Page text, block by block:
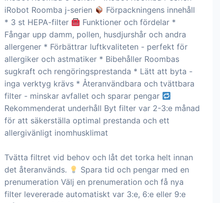
iRobot Roomba j-serien
Förpackningens innehåll
* 3 st HEPA-filter
Funktioner och fördelar *
Fångar upp damm, pollen, husdjurshår och andra
allergener * Förbättrar luftkvaliteten - perfekt för
allergiker och astmatiker * Bibehåller Roombas
sugkraft och rengöringsprestanda * Lätt att byta -
inga verktyg krävs * Återanvändbara och tvättbara
filter - minskar avfallet och sparar pengar
Rekommenderat underhåll Byt filter var 2-3:e månad
för att säkerställa optimal prestanda och ett
allergivänligt inomhusklimat
Tvätta filtret vid behov och låt det torka helt innan
det återanvänds.
Spara tid och pengar med en
prenumeration Välj en prenumeration och få nya
filter levererade automatiskt var 3:e, 6:e eller 9:e